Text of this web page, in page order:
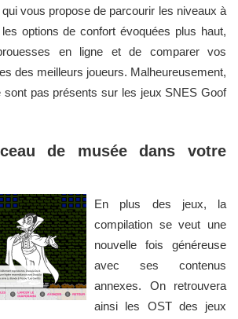
qui vous propose de parcourir les niveaux à
options de confort évoquées plus haut,
en ligne et de comparer vos
des meilleurs joueurs. Malheureusement,
pas présents sur les jeux SNES Goof
de musée dans votre
En plus des jeux, la
compilation se veut une
nouvelle fois généreuse
avec ses contenus
annexes. On retrouvera
ainsi les OST des jeux